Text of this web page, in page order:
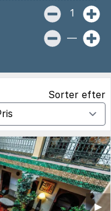
1
—
Sorter efter
▶︎